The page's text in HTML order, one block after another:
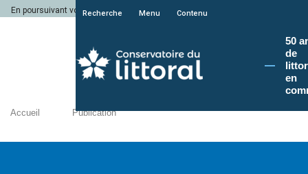
En poursuivant votre navigation sur le site du Conservatoire du littoral, vous
Recherche Menu Contenu
50
de
en
Accueil Publication